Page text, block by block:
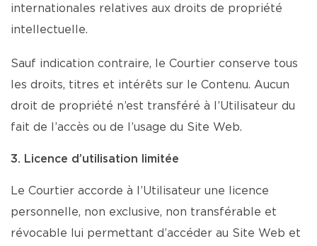
internationales relatives aux droits de propriété
intellectuelle.
Sauf indication contraire, le Courtier conserve tous
les droits, titres et intérêts sur le Contenu. Aucun
droit de propriété n’est transféré à l’Utilisateur du
fait de l’accès ou de l’usage du Site Web.
3. Licence d’utilisation limitée
Le Courtier accorde à l’Utilisateur une licence
personnelle, non exclusive, non transférable et
révocable lui permettant d’accéder au Site Web et